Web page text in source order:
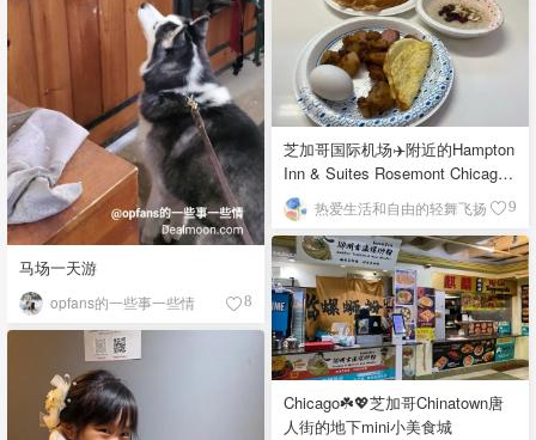
马场一天游
opfans的一些事一些情 8
芝加哥国际机场✈️附近的Hampton
Inn & Suites Rosemont Chicago
O'Hare自助早餐
热爱生活和自由的轻舞飞扬 9
Chicago☘️💖芝加哥Chinatown唐
人街的地下mini小美食城